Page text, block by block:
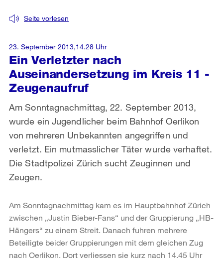
Ein Verletzter nach
Auseinandersetzung im Kreis 11 -
Zeugenaufruf
Seite vorlesen
Am Sonntagnachmittag, 22. September 2013,
wurde ein Jugendlicher beim Bahnhof Oerlikon
von mehreren Unbekannten angegriffen und
verletzt. Ein mutmasslicher Täter wurde verhaftet.
Die Stadtpolizei Zürich sucht Zeuginnen und
Zeugen.
23. September 2013,14.28 Uhr
Am Sonntagnachmittag kam es im Hauptbahnhof Zürich
zwischen „Justin Bieber-Fans“ und der Gruppierung „HB-
Hängers“ zu einem Streit. Danach fuhren mehrere
Beteiligte beider Gruppierungen mit dem gleichen Zug
nach Oerlikon. Dort verliessen sie kurz nach 14.45 Uhr